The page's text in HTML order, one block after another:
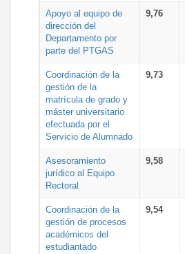
Apoyo al equipo de
dirección del
Departamento por
parte del PTGAS
9,76
Coordinación de la
gestión de la
matrícula de grado y
máster universitario
efectuada por el
Servicio de Alumnado
9,73
Asesoramiento
jurídico al Equipo
Rectoral
9,58
Coordinación de la
gestión de procesos
académicos del
estudiantado
9,54